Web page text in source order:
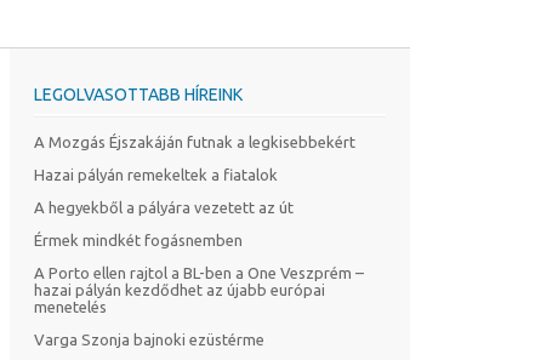
LEGOLVASOTTABB HÍREINK
A Mozgás Éjszakáján futnak a legkisebbekért
Hazai pályán remekeltek a fiatalok
A hegyekből a pályára vezetett az út
Érmek mindkét fogásnemben
A Porto ellen rajtol a BL-ben a One Veszprém –
hazai pályán kezdődhet az újabb európai
menetelés
Varga Szonja bajnoki ezüstérme